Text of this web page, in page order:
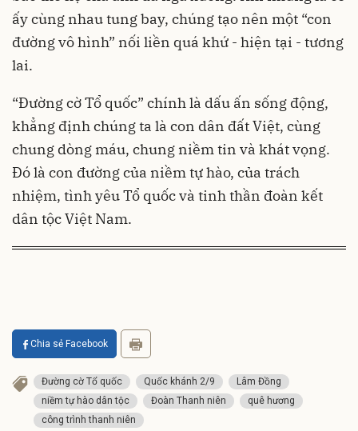
ấy cùng nhau tung bay, chúng tạo nên một “con
đường vô hình” nối liền quá khứ - hiện tại - tương
lai.
“Đường cờ Tổ quốc” chính là dấu ấn sống động,
khẳng định chúng ta là con dân đất Việt, cùng
chung dòng máu, chung niềm tin và khát vọng.
Đó là con đường của niềm tự hào, của trách
nhiệm, tình yêu Tổ quốc và tinh thần đoàn kết
dân tộc Việt Nam.
Chia sẻ Facebook
Đường cờ Tổ quốc Quốc khánh 2/9
Lâm Đồng
niềm tự hào dân tộc
Đoàn Thanh niên
quê hương
công trình thanh niên